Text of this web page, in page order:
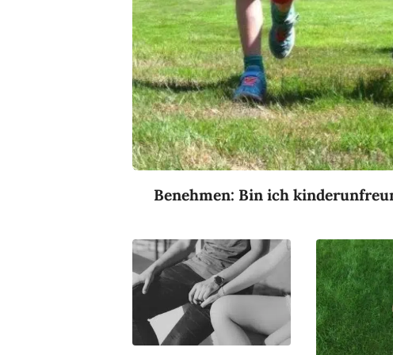
Benehmen: Bin ich